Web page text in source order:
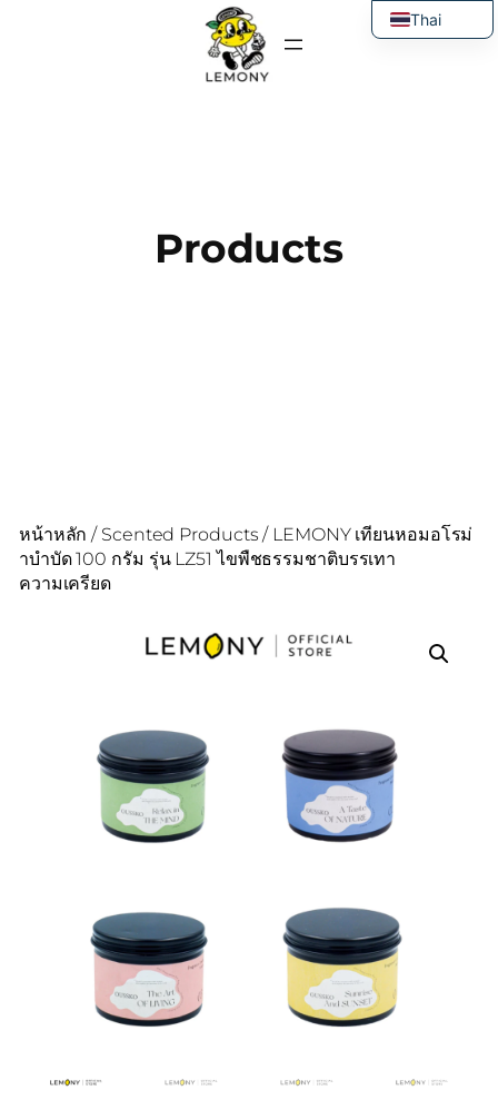
Products
หน้าหลัก / Scented Products / LEMONY เทียนหอมอโรม่
าบำบัด 100 กรัม รุ่น LZ51 ไขพืชธรรมชาติบรรเทา
ความเครียด
Thai